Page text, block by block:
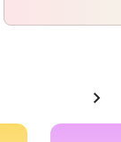
chevron_right